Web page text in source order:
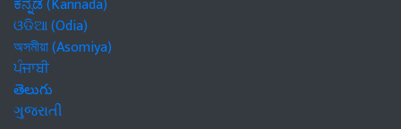
ଓଡିଆ (Odia)
অসমীয়া (Asomiya)
ਪੰਜਾਬੀ
తెలుగు
ગુજરાતી